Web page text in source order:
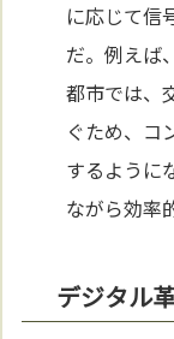
に応じて信
だ。例えば、
都市では、
ぐため、コ
するように
ながら効率
デジタル